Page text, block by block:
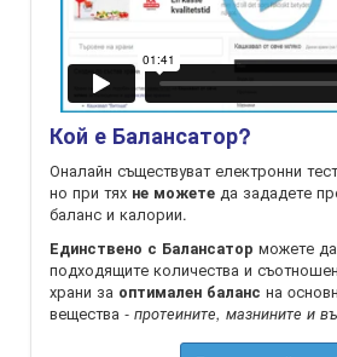
Кой е Балансатор?
Оналайн съществуват електронни
но при тях не можете да зададете
баланс и калории.
Единствено с Балансатор можете
подходящите количества и
храни за оптимален баланс на
вещества - протеините, мазнините и